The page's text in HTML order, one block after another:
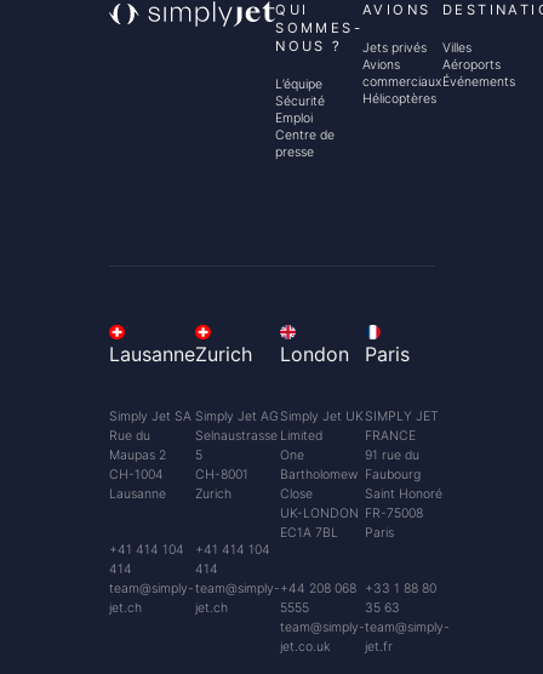
QUI
SOMMES-
NOUS ?
L’équipe
Sécurité
Emploi
Centre de
presse
AVIONS
Jets privés
Avions
commerciaux
Hélicoptères
Villes
Aéroports
Événements
Lausanne
Simply Jet SA
Rue du
Maupas 2
CH-1004
Lausanne
+41 414 104
414
team@simply-
jet.ch
Zurich
Simply Jet AG
Selnaustrasse
5
CH-8001
Zurich
+41 414 104
414
team@simply-
jet.ch
London
Simply Jet UK
Limited
One
Bartholomew
Close
UK-LONDON
EC1A 7BL
+44 208 068
5555
team@simply-
jet.co.uk
Paris
SIMPLY JET
FRANCE
91 rue du
Faubourg
Saint Honoré
FR-75008
Paris
+33 1 88 80
35 63
team@simply-
jet.fr